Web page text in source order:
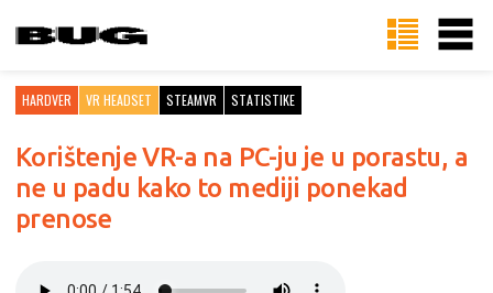
HARDVER VR HEADSET STEAMVR STATISTIKE
Korištenje VR-a na PC-ju je u porastu, a
ne u padu kako to mediji ponekad
prenose